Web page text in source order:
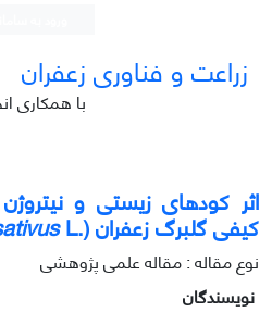
زراعت و فناوری زعفران
با همکاری
اثر کود‌های زیستی و
کیفی گلبرگ زعفران (.L)
نوع مقاله : مقاله علمی پژوهشی
نویسندگان